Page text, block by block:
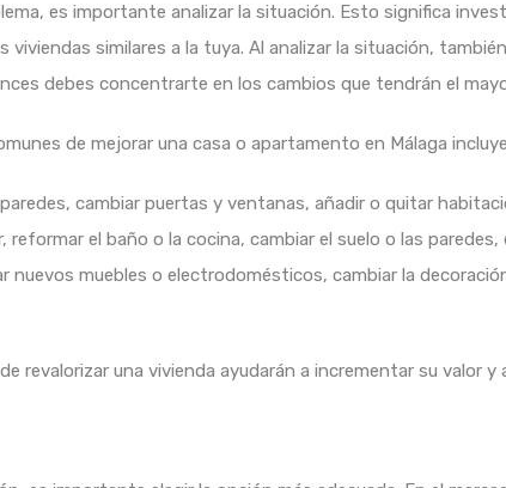
es importante analizar la situación. Esto significa
viviendas similares a la tuya. Al analizar la situación,
debes concentrarte en los cambios que tendrán el
de mejorar una casa o apartamento en Málaga
cambiar puertas y ventanas, añadir o quitar
reformar el baño o la cocina, cambiar el suelo o las paredes,
nuevos muebles o electrodomésticos, cambiar la
revalorizar una vivienda ayudarán a incrementar su valor